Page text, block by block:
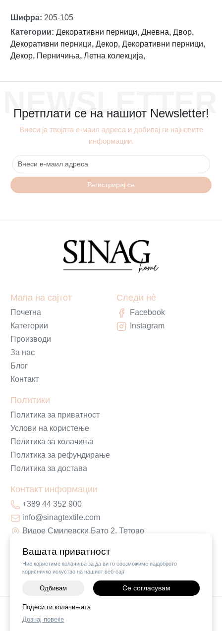
Вашата приватност
Ние користиме колачиња за да ви го овозможиме најдоброто
корисничко искуство на нашиот веб-сајт
Одбивам Се согласувам
Подеси ги колачињата
Дознај повеќе
Шифра: 205-105
Категории: Декоративни перници, Дневна, Двор,
Декоративни перници, Декор, Декоративни перници,
Декор, Перничиња, Летна колекција,
+
NEWSLETTER
Претплати се на нашиот Newsletter!
Внеси ја твојата е-маил адреса и добивај ги најновите
информации.
Регистрирај се
Мапа на сајтот
Почетна
Категории
Производи
За нас
Блог
Контакт
Политики
Политика за приватност
Услови на користење
Политика за колачиња
Политика за рефундирање
Политика за достава
Контакт информации
+389 44 352 900
info@sinagtextile.com
Видое Смилевски Бато 2, Тетово
Следи нè
Facebook
Instagram
©2026Vendor x
Поставки за колачиња